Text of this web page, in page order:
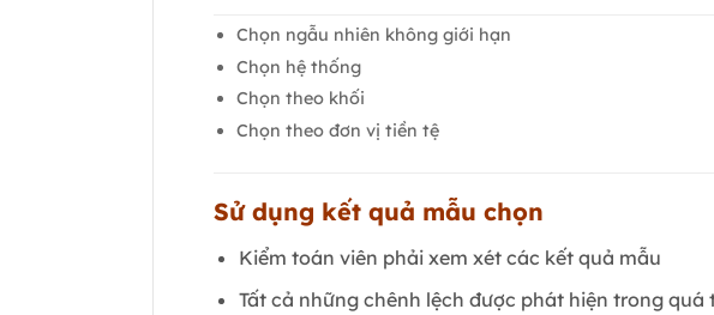
Chọn ngẫu nhiên không giới hạn
Chọn hệ thống
Chọn theo khối
Chọn theo đơn vị tiền tệ
Sử dụng kết quả mẫu chọn
Kiểm toán viên phải xem xét các kết quả mẫu
Tất cả những chênh lệch được phát hiện trong